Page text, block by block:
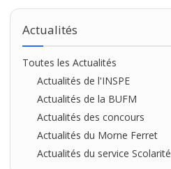
CAPEFE
Actualités
Toutes les Actualités
Actualités de l'INSPE
Actualités de la BUFM
Actualités des concours
Actualités du Morne Ferret
Actualités du service Scolarité